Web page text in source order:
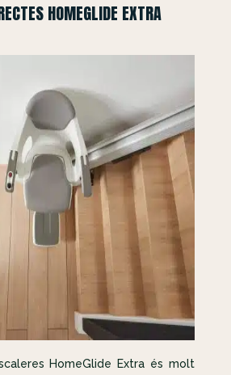
HOMEGLIDE EXTRA
HomeGlide Extra és molt